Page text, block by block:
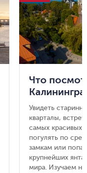
Что
области: 8
городов,
съездить из
Увидеть
кварталы,
самых красивых
погулять по
замкам или
крупнейших
мира. Изучаем